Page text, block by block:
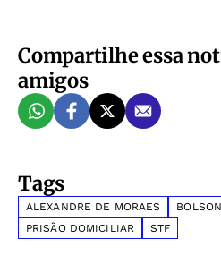
Compartilhe essa
amigos
Tags
ALEXANDRE DE MORAES
PRISÃO DOMICILIAR
STF